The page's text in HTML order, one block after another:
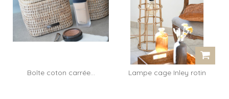
Boîte coton carrée...
Lampe cage Inley rotin